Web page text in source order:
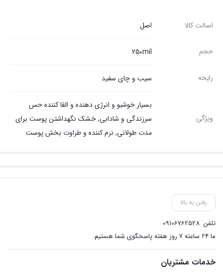
اصالت کالا اصل
حجم 250mil
رایحه سیب و چای سفید
ویژگی
بسیار خوشبو و انرژی دهنده و القا کننده حس
سرزندگی و شادابی, خشک نگهداشتن پوست برای
مدت طولانی, نرم کننده و طراوت بخش پوست
رفتن به بالا
تلفن 09106762528
ما ۲۴ ساعته ۷ روز هفته پاسخگوی شما هستیم.
خدمات مشتریان